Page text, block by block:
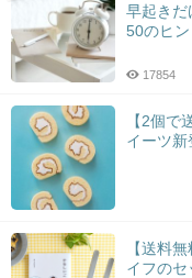
早起きだ
50のヒン
17854
【2個で
イーツ
【送料
イフの